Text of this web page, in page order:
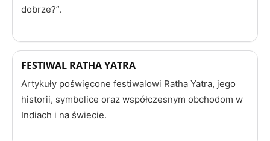
dobrze?”.
FESTIWAL RATHA YATRA
Artykuły poświęcone festiwalowi Ratha Yatra, jego
historii, symbolice oraz współczesnym obchodom w
Indiach i na świecie.